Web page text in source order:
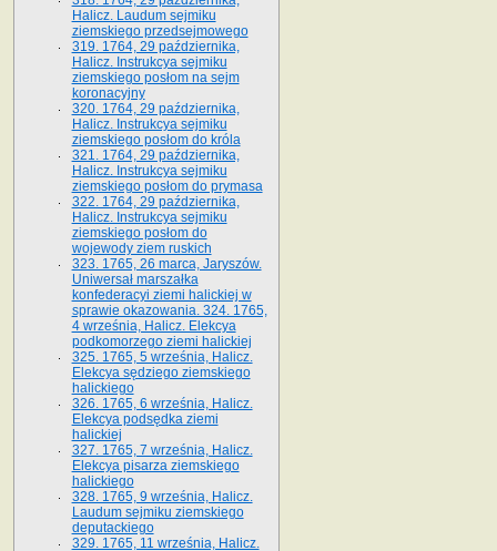
Halicz. Laudum sejmiku
ziemskiego przedsejmowego
319. 1764, 29 października,
Halicz. Instrukcya sejmiku
ziemskiego posłom na sejm
koronacyjny
320. 1764, 29 października,
Halicz. Instrukcya sejmiku
ziemskiego posłom do króla
321. 1764, 29 października,
Halicz. Instrukcya sejmiku
ziemskiego posłom do prymasa
322. 1764, 29 października,
Halicz. Instrukcya sejmiku
ziemskiego posłom do
wojewody ziem ruskich
323. 1765, 26 marca, Jaryszów.
Uniwersał marszałka
konfederacyi ziemi halickiej w
sprawie okazowania. 324. 1765,
4 września, Halicz. Elekcya
podkomorzego ziemi halickiej
325. 1765, 5 września, Halicz.
Elekcya sędziego ziemskiego
halickiego
326. 1765, 6 września, Halicz.
Elekcya podsędka ziemi
halickiej
327. 1765, 7 września, Halicz.
Elekcya pisarza ziemskiego
halickiego
328. 1765, 9 września, Halicz.
Laudum sejmiku ziemskiego
deputackiego
329. 1765, 11 września, Halicz.